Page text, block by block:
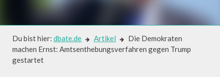
Du bist hier: dbate.de Artikel
Die Demokraten
machen Ernst: Amtsenthebungsverfahren gegen Trump
gestartet